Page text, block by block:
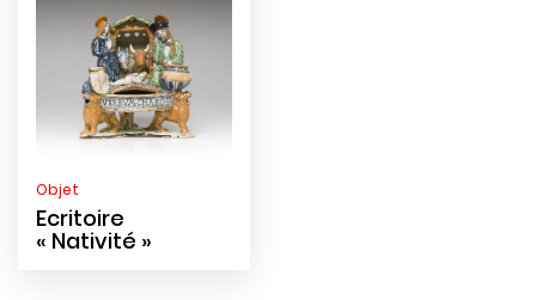
Objet
Ecritoire
« Nativité »